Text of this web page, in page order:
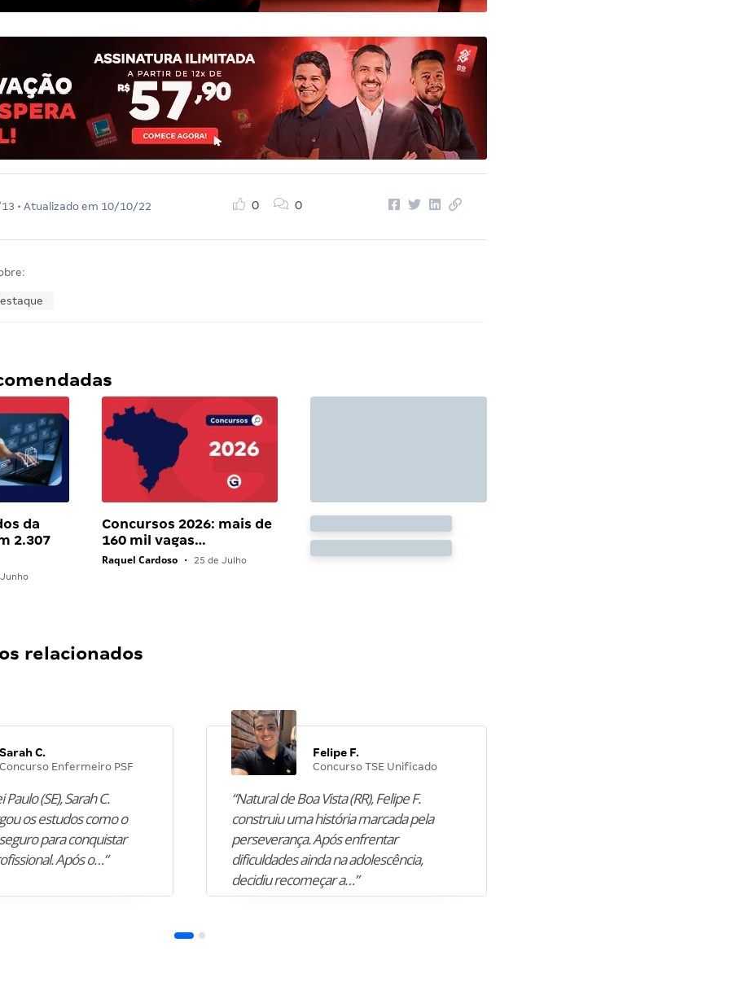
• Atualizado em 10/10/22
0 0
da
2.307
Concursos 2026: mais de
160 mil vagas…
Raquel Cardoso • 25 de Julho
relacionados
Sarah C.
Concurso Enfermeiro PSF
(SE), Sarah C.
os estudos como o
para conquistar
Após o…”
Felipe F.
Concurso TSE Unificado
“Natural de Boa Vista (RR), Felipe F.
construiu uma história marcada pela
perseverança. Após enfrentar
dificuldades ainda na adolescência,
decidiu recomeçar a…”